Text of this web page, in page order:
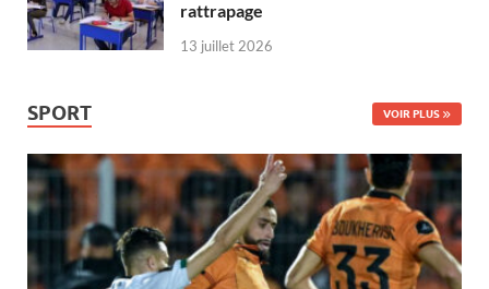
rattrapage
13 juillet 2026
SPORT VOIR PLUS